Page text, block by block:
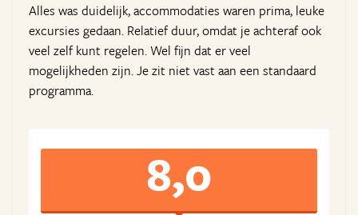
Alles was duidelijk, accommodaties waren prima, leuke
excursies gedaan. Relatief duur, omdat je achteraf ook
veel zelf kunt regelen. Wel fijn dat er veel
mogelijkheden zijn. Je zit niet vast aan een standaard
programma.
8,0